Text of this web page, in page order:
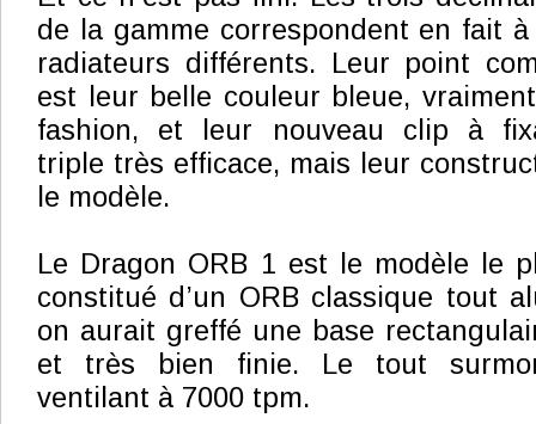
de la gamme correspondent en fait
radiateurs différents. Leur point
est leur belle couleur bleue,
fashion, et leur nouveau clip à
triple très efficace, mais leur
le modèle.
Le Dragon ORB 1 est le modèle le
constitué d’un ORB classique tout
on aurait greffé une base
et très bien finie. Le tout
ventilant à 7000 tpm.